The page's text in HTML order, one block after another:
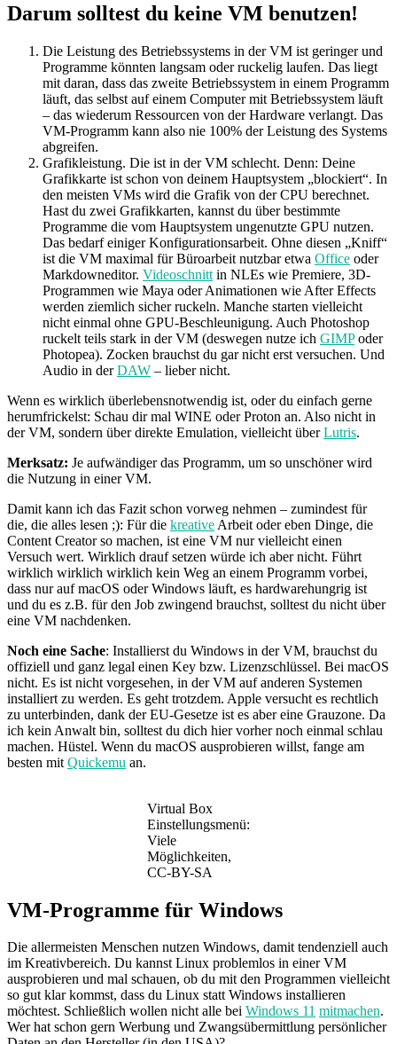
Darum solltest du keine VM benutzen!
Die Leistung des Betriebssystems in der VM ist geringer und
Programme könnten langsam oder ruckelig laufen. Das liegt
mit daran, dass das zweite Betriebssystem in einem Programm
läuft, das selbst auf einem Computer mit Betriebssystem läuft
– das wiederum Ressourcen von der Hardware verlangt. Das
VM-Programm kann also nie 100% der Leistung des Systems
abgreifen.
Grafikleistung. Die ist in der VM schlecht. Denn: Deine
Grafikkarte ist schon von deinem Hauptsystem „blockiert“. In
den meisten VMs wird die Grafik von der CPU berechnet.
Hast du zwei Grafikkarten, kannst du über bestimmte
Programme die vom Hauptsystem ungenutzte GPU nutzen.
Das bedarf einiger Konfigurationsarbeit. Ohne diesen „Kniff“
ist die VM maximal für Büroarbeit nutzbar etwa Office oder
Markdowneditor. Videoschnitt in NLEs wie Premiere, 3D-
Programmen wie Maya oder Animationen wie After Effects
werden ziemlich sicher ruckeln. Manche starten vielleicht
nicht einmal ohne GPU-Beschleunigung. Auch Photoshop
ruckelt teils stark in der VM (deswegen nutze ich GIMPoder
Photopea). Zocken brauchst du gar nicht erst versuchen. Und
Audio in derDAW – lieber nicht.
Wenn es wirklich überlebensnotwendig ist, oder du einfach gerne
herumfrickelst: Schau dir mal WINE oder Proton an. Also nicht in
der VM, sondern über direkte Emulation, vielleicht überLutris.
Merksatz: Je aufwändiger das Programm, um so unschöner wird
die Nutzung in einer VM.
Damit kann ich das Fazit schon vorweg nehmen – zumindest für
die, die alles lesen ;): Für die kreative Arbeit oder eben Dinge, die
Content Creator so machen, ist eine VM nur vielleicht einen
Versuch wert. Wirklich drauf setzen würde ich aber nicht. Führt
wirklich wirklich wirklich kein Weg an einem Programm vorbei,
dass nur auf macOS oder Windows läuft, es hardwarehungrig ist
und du es z.B. für den Job zwingend brauchst, solltest du nicht über
eine VM nachdenken.
Noch eine Sache: Installierst du Windows in der VM, brauchst du
offiziell und ganz legal einen Key bzw. Lizenzschlüssel. Bei macOS
nicht. Es ist nicht vorgesehen, in der VM auf anderen Systemen
installiert zu werden. Es geht trotzdem. Apple versucht es rechtlich
zu unterbinden, dank der EU-Gesetze ist es aber eine Grauzone. Da
ich kein Anwalt bin, solltest du dich hier vorher noch einmal schlau
machen. Hüstel. Wenn du macOS ausprobieren willst, fange am
besten mit Quickemu an.
Virtual Box
Einstellungsmenü:
Viele
Möglichkeiten,
CC-BY-SA
VM-Programme für Windows
Die allermeisten Menschen nutzen Windows, damit tendenziell auch
im Kreativbereich. Du kannst Linux problemlos in einer VM
ausprobieren und mal schauen, ob du mit den Programmen vielleicht
so gut klar kommst, dass du Linux statt Windows installieren
möchtest. Schließlich wollen nicht alle bei Windows 11 mitmachen.
Wer hat schon gern Werbung und Zwangsübermittlung persönlicher